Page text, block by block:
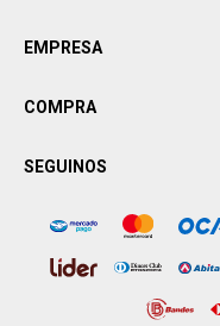
EMPRESA
COMPRA
SEGUINOS